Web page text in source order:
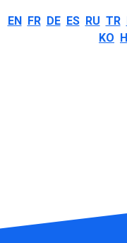
EN FR DE ES RU TR
KO